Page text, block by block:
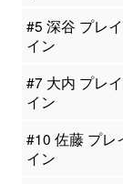
#5 深谷 プレ
イン
#7 大内 プレ
イン
#10 佐藤 プレ
イン